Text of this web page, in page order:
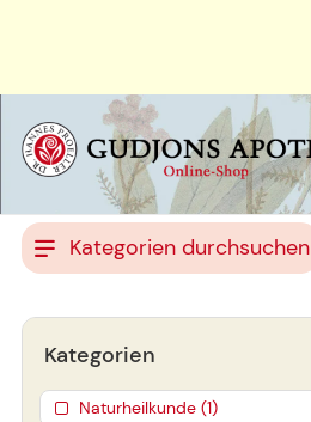
Kategorien durchsuchen
Kategorien
Naturheilkunde (1)